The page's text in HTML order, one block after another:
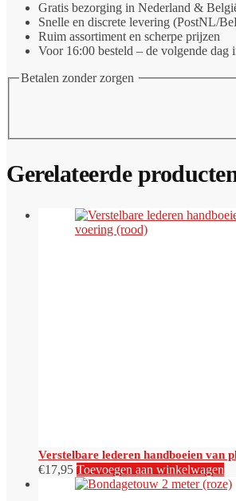
Gratis bezorging in Nederland &
Snelle en discrete levering (PostNL/
Ruim assortiment en scherpe prijzen
Voor 16:00 besteld – de volgende dag
Betalen zonder zorgen
Gerelateerde
Verstelbare lederen handboeien van
€17,95 Toevoegen aan winkelwagen